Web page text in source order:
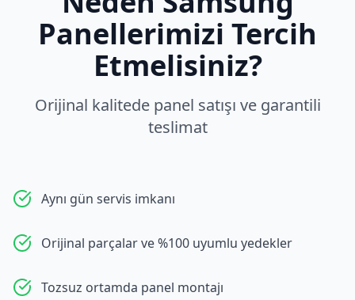
Panellerimizi Tercih
Etmelisiniz?
Orijinal kalitede panel satışı ve garantili
teslimat
Aynı gün servis imkanı
Orijinal parçalar ve %100 uyumlu yedekler
Tozsuz ortamda panel montajı